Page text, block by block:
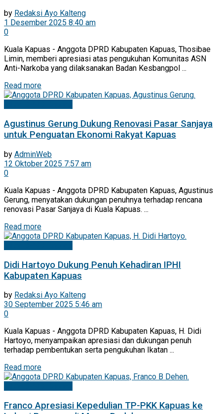
by Redaksi Ayo Kalteng
1 Desember 2025 8:40 am
0
Kuala Kapuas - Anggota DPRD Kabupaten Kapuas, Thosibae
Limin, memberi apresiasi atas pengukuhan Komunitas ASN
Anti-Narkoba yang dilaksanakan Badan Kesbangpol ...
Read more
Agustinus Gerung Dukung Renovasi Pasar Sanjaya
untuk Penguatan Ekonomi Rakyat Kapuas
by AdminWeb
12 Oktober 2025 7:57 am
0
Kuala Kapuas - Anggota DPRD Kabupaten Kapuas, Agustinus
Gerung, menyatakan dukungan penuhnya terhadap rencana
renovasi Pasar Sanjaya di Kuala Kapuas. ...
Read more
Didi Hartoyo Dukung Penuh Kehadiran IPHI
Kabupaten Kapuas
by Redaksi Ayo Kalteng
30 September 2025 5:46 am
0
Kuala Kapuas - Anggota DPRD Kabupaten Kapuas, H. Didi
Hartoyo, menyampaikan apresiasi dan dukungan penuh
terhadap pembentukan serta pengukuhan Ikatan ...
Read more
Franco Apresiasi Kepedulian TP-PKK Kapuas ke